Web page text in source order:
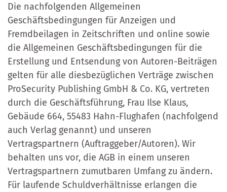
Die nachfolgenden Allgemeinen
Geschäftsbedingungen für Anzeigen und
Fremdbeilagen in Zeitschriften und online sowie
die Allgemeinen Geschäftsbedingungen für die
Erstellung und Entsendung von Autoren-Beiträgen
gelten für alle diesbezüglichen Verträge zwischen
ProSecurity Publishing GmbH & Co. KG, vertreten
durch die Geschäftsführung, Frau Ilse Klaus,
Gebäude 664, 55483 Hahn-Flughafen (nachfolgend
auch Verlag genannt) und unseren
Vertragspartnern (Auftraggeber/Autoren). Wir
behalten uns vor, die AGB in einem unseren
Vertragspartnern zumutbaren Umfang zu ändern.
Für laufende Schuldverhältnisse erlangen die